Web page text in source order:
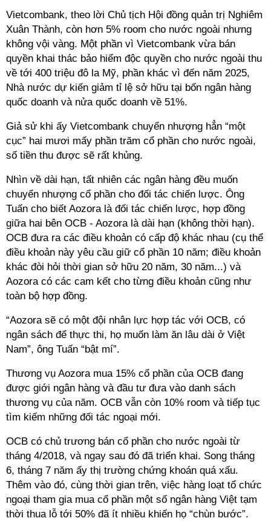
Vietcombank, theo lời Chủ tịch Hội đồng quản trị Nghiêm
Xuân Thành, còn hơn 5% room cho nước ngoài nhưng
không vội vàng. Một phần vì Vietcombank vừa bán
quyền khai thác bảo hiểm độc quyền cho nước ngoài thu
về tới 400 triệu đô la Mỹ, phần khác vì đến năm 2025,
Nhà nước dự kiến giảm tỉ lệ sở hữu tại bốn ngân hàng
quốc doanh và nửa quốc doanh về 51%.
Giả sử khi ấy Vietcombank chuyển nhượng hẳn “một
cục” hai mươi mấy phần trăm cổ phần cho nước ngoài,
số tiền thu được sẽ rất khủng.
Nhìn về dài hạn, tất nhiên các ngân hàng đều muốn
chuyển nhượng cổ phần cho đối tác chiến lược. Ông
Tuấn cho biết Aozora là đối tác chiến lược, hợp đồng
giữa hai bên OCB - Aozora là dài hạn (không thời hạn).
OCB đưa ra các điều khoản có cấp độ khác nhau (cụ thể
điều khoản này yêu cầu giữ cổ phần 10 năm; điều khoản
khác đòi hỏi thời gian sở hữu 20 năm, 30 năm...) và
Aozora có các cam kết cho từng điều khoản cũng như
toàn bộ hợp đồng.
“Aozora sẽ có một đội nhân lực hợp tác với OCB, có
ngân sách để thực thi, họ muốn làm ăn lâu dài ở Việt
Nam”, ông Tuấn “bật mí”.
Thương vụ Aozora mua 15% cổ phần của OCB đang
được giới ngân hàng và đầu tư đưa vào danh sách
thương vụ của năm. OCB vẫn còn 10% room và tiếp tục
tìm kiếm những đối tác ngoại mới.
OCB có chủ trương bán cổ phần cho nước ngoài từ
tháng 4/2018, và ngay sau đó đã triển khai. Song tháng
6, tháng 7 năm ấy thị trường chứng khoán quá xấu.
Thêm vào đó, cùng thời gian trên, việc hàng loạt tổ chức
ngoại tham gia mua cổ phần một số ngân hàng Việt tạm
thời thua lỗ tới 50% đã ít nhiều khiến họ “chùn bước”.